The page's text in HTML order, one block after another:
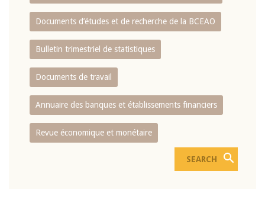
Documents d’études et de recherche de la BCEAO
Bulletin trimestriel de statistiques
Documents de travail
Annuaire des banques et établissements financiers
Revue économique et monétaire